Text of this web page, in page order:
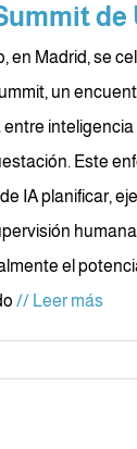
de
en Madrid, se
un
inteligencia
Este
IA planificar,
el
// Leer más